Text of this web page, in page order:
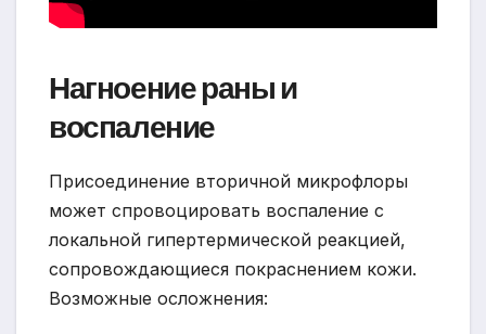
Нагноение раны и
воспаление
Присоединение вторичной микрофлоры
может спровоцировать воспаление с
локальной гипертермической реакцией,
сопровождающиеся покраснением кожи.
Возможные осложнения: